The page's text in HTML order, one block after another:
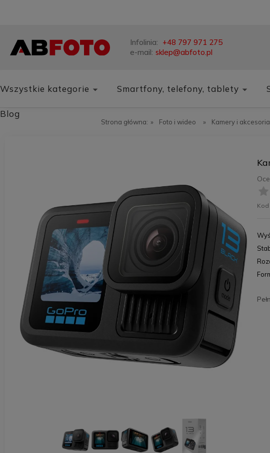
Infolinia: +48 797 971 275
e-mail: sklep@abfoto.pl
Wszystkie kategorie Smartfony, telefony, tablety
Blog
Strona główna: » Foto i wideo » Kamery i akcesoria